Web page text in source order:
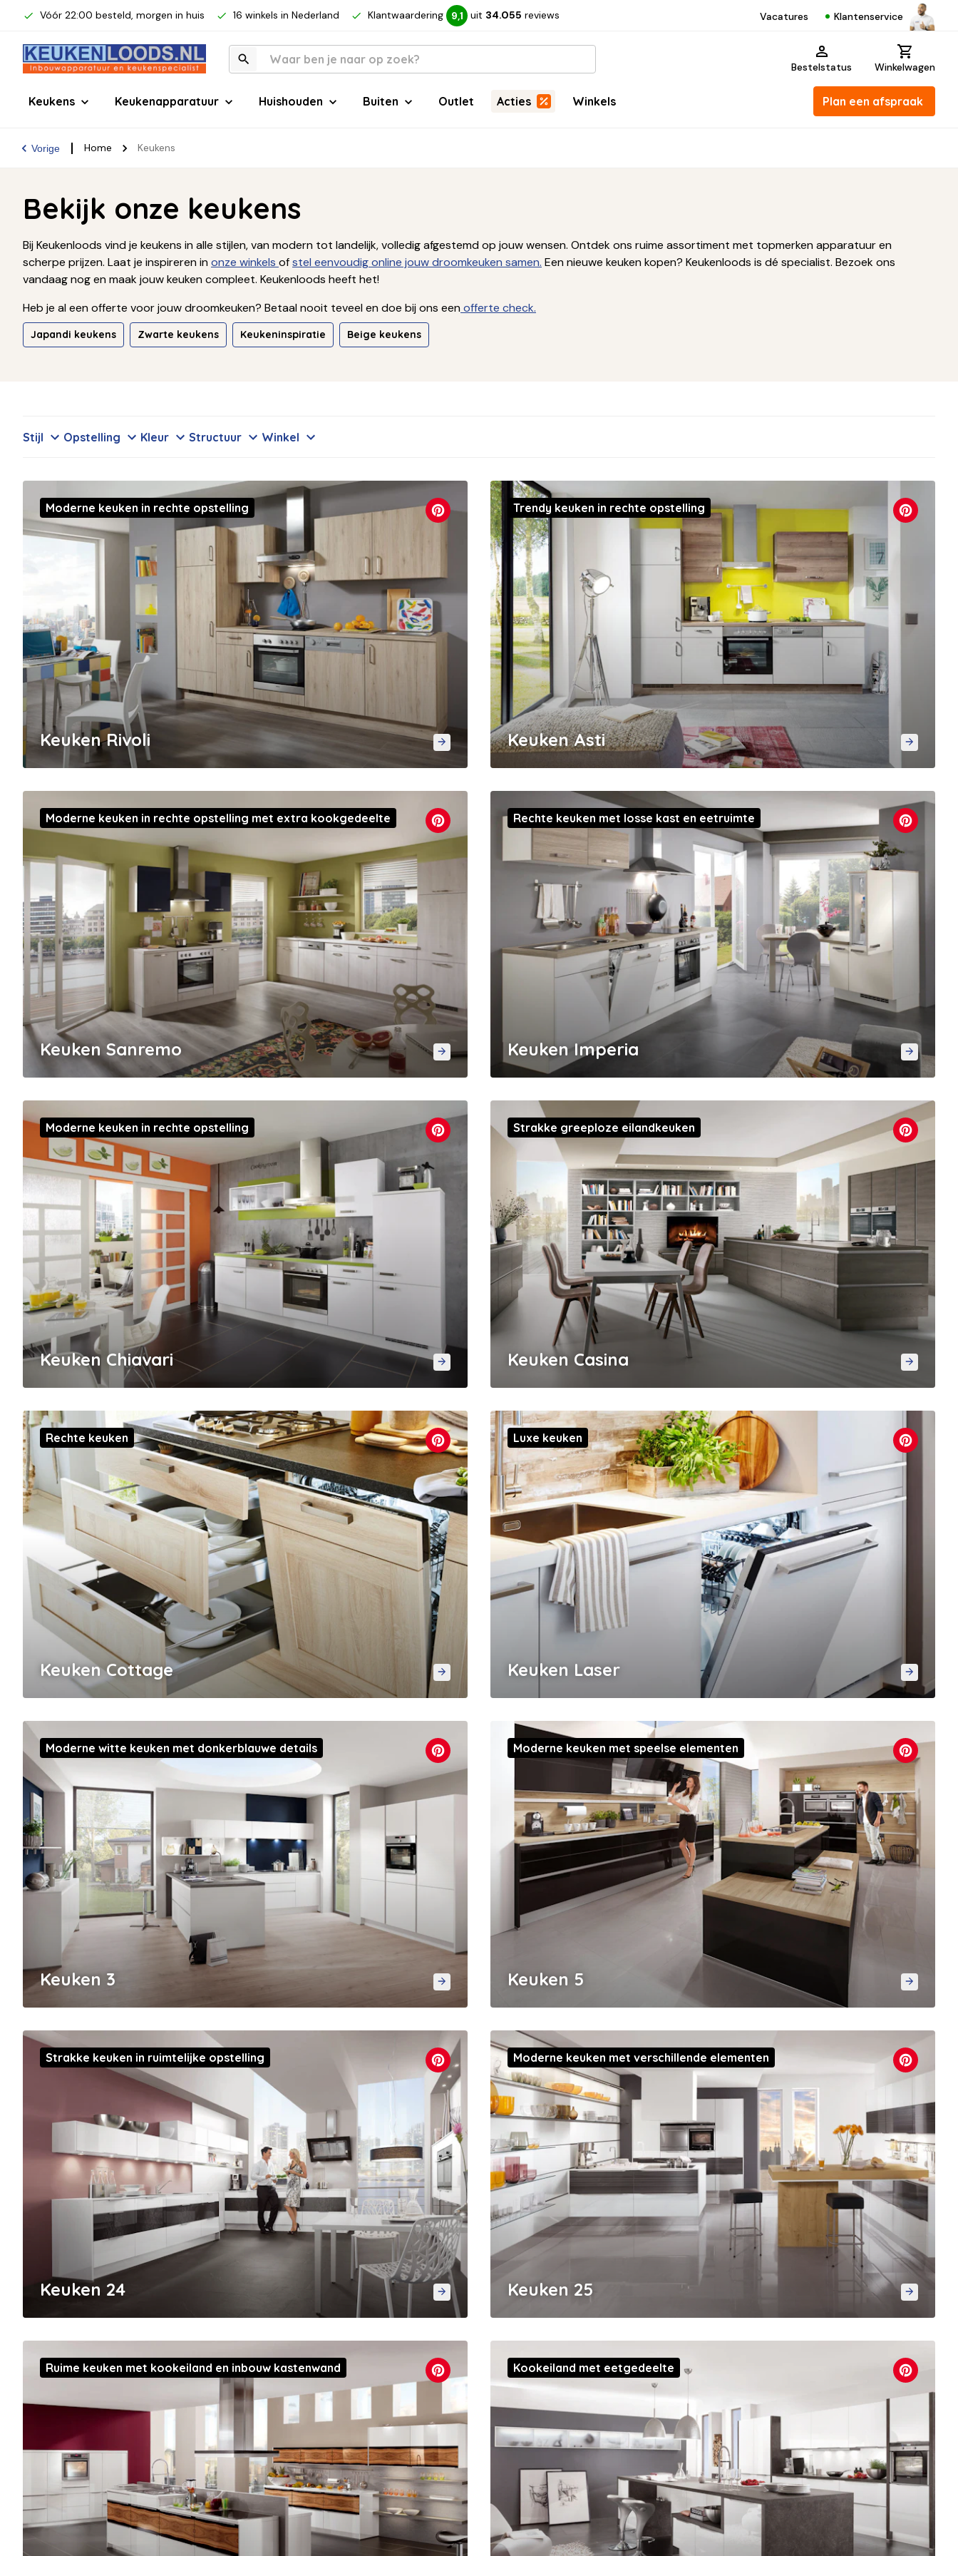
Vóór 22:00 besteld, morgen in huis 16 winkels in Nederland Klantwaardering 9,1 uit 34.055 reviews Vacatures Klantenservice
Bestelstatus Winkelwagen
Keukens Keukenapparatuur Huishouden Buiten Outlet Acties Winkels Plan een afspraak
Vorige Home Keukens
Bekijk onze keukens
Bij Keukenloods vind je keukens in alle stijlen, van modern tot landelijk, volledig afgestemd op jouw wensen. Ontdek ons ruime assortiment met topmerken apparatuur en
scherpe prijzen. Laat je inspireren inonze winkels ofstel eenvoudig online jouw droomkeuken samen. Een nieuwe keuken kopen? Keukenloods is dé specialist. Bezoek ons
vandaag nog en maak jouw keuken compleet. Keukenloods heeft het!
Heb je al een offerte voor jouw droomkeuken? Betaal nooit teveel en doe bij ons eenofferte check.
Japandi keukens Zwarte keukens Keukeninspiratie Beige keukens
Stijl Opstelling Kleur Structuur Winkel
Keuken Rivoli
Moderne keuken in rechte opstelling
Keuken Asti
Trendy keuken in rechte opstelling
Keuken Sanremo
Moderne keuken in rechte opstelling met extra kookgedeelte
Keuken Imperia
Rechte keuken met losse kast en eetruimte
Keuken Chiavari
Moderne keuken in rechte opstelling
Keuken Casina
Strakke greeploze eilandkeuken
Keuken Cottage
Rechte keuken
Keuken Laser
Luxe keuken
Keuken 3
Moderne witte keuken met donkerblauwe details
Keuken 5
Moderne keuken met speelse elementen
Keuken 24
Strakke keuken in ruimtelijke opstelling
Keuken 25
Moderne keuken met verschillende elementen
Ruime keuken met kookeiland en inbouw kastenwand Kookeiland met eetgedeelte